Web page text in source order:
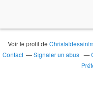
Voir le profil de
Contact
Signaler un abus